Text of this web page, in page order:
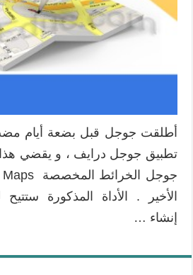
أطلقت جوجل قبل بضعة أيام
تطبيق جوجل درايف ، و يقضي هذا
الأخير . الأداة المذكورة
إنشاء …